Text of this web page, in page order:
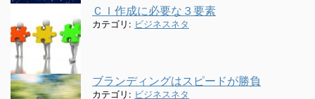
ＣＩ作成に必要な３要素
カテゴリ: ビジネスネタ
ブランディングはスピードが勝負
カテゴリ: ビジネスネタ